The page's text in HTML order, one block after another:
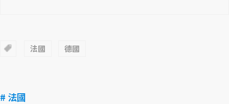
法國 德國
# 法國